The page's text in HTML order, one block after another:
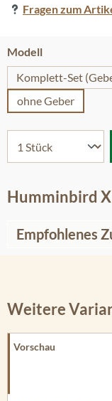
Fragen zum
Modellauswählen
Komplett-Set
ohne Geber
Humminbird
Empfohlenes
Weitere